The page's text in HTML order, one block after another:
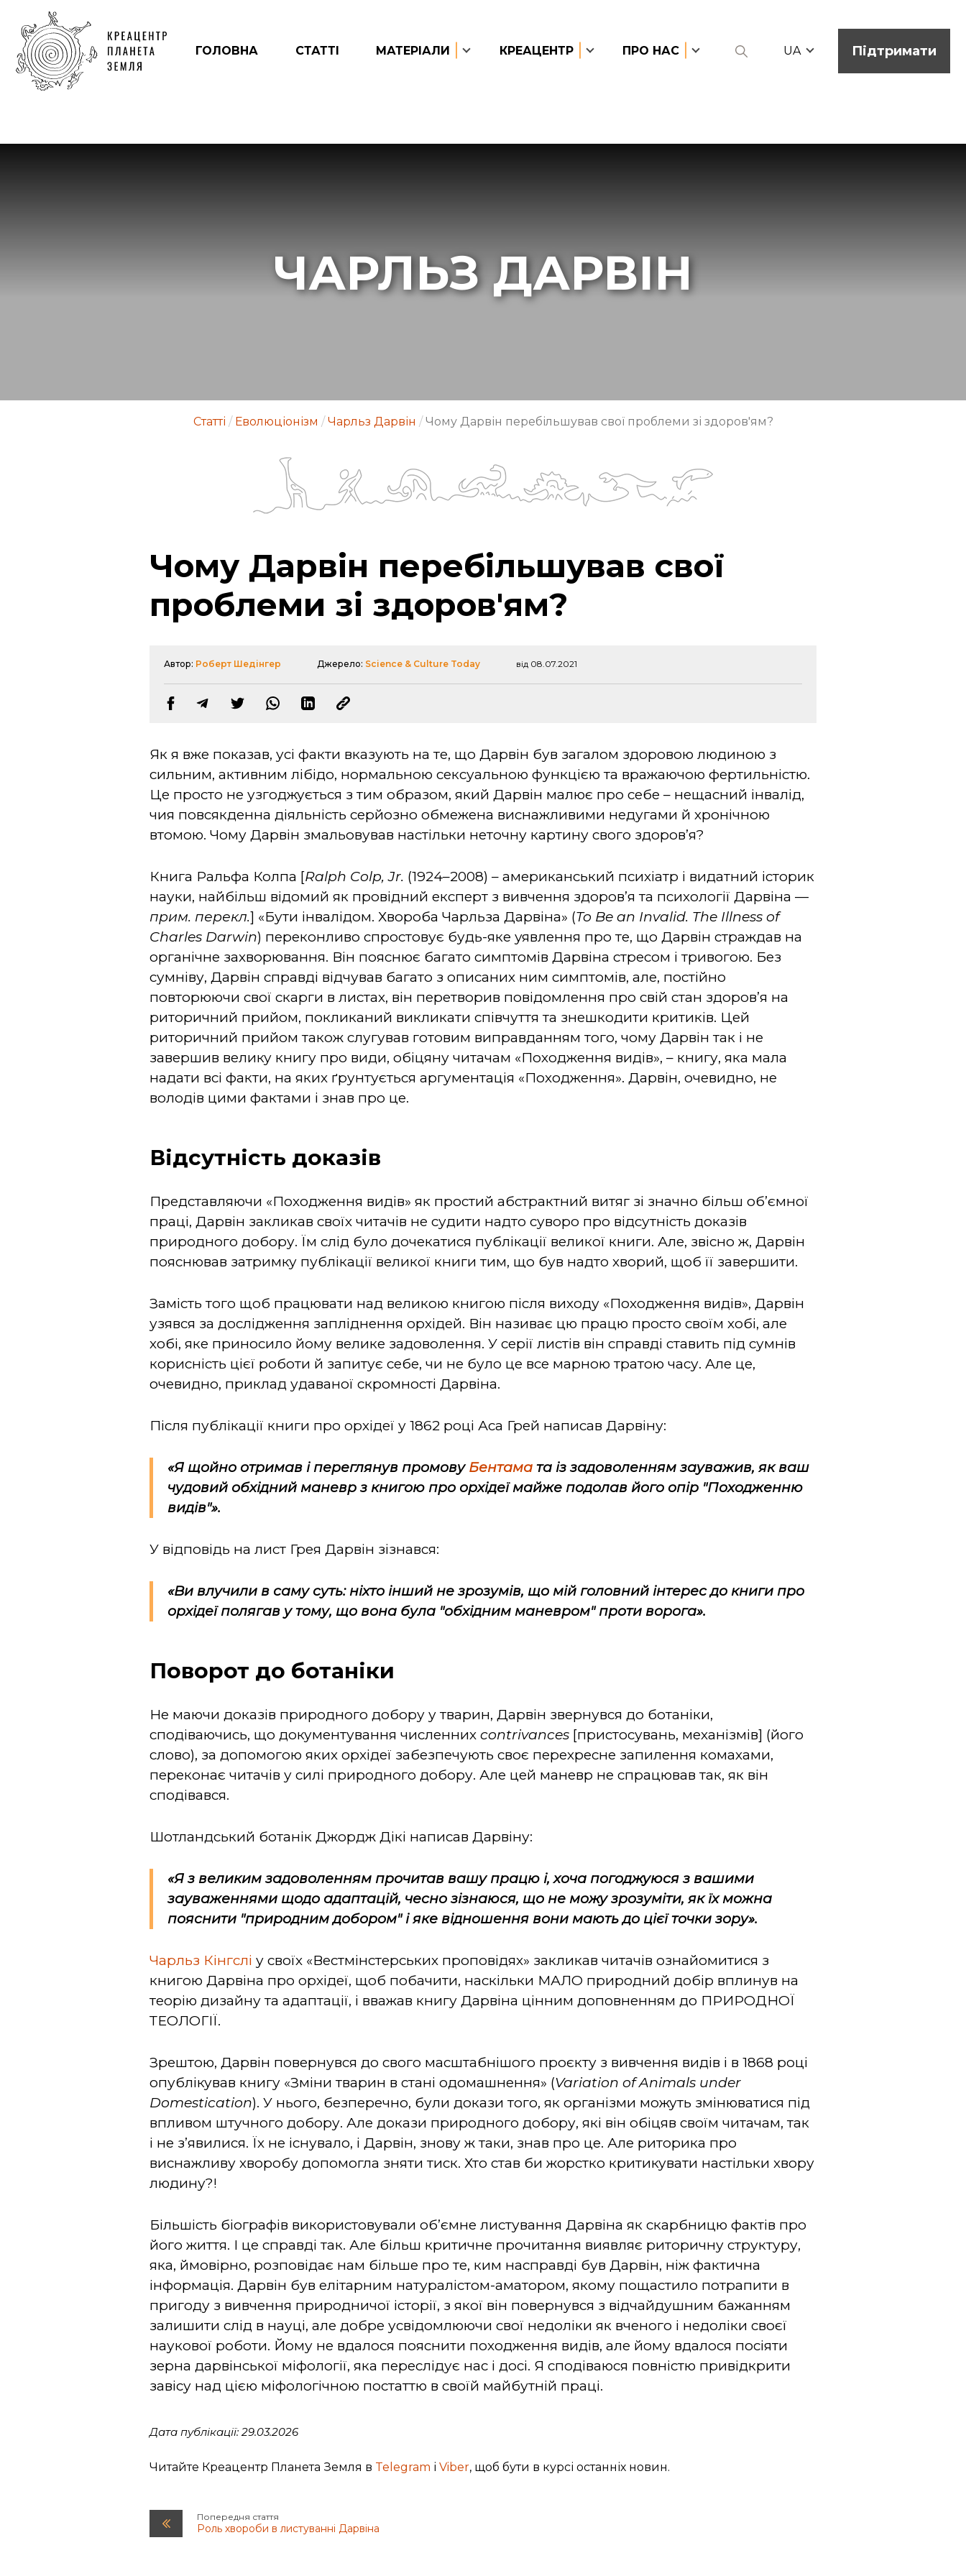
ГОЛОВНА СТАТТІ МАТЕРІАЛИ КРЕАЦЕНТР ПРО НАС UA Підтримати
ЧАРЛЬЗ ДАРВІН
Статті / Еволюціонізм / Чарльз Дарвін / Чому Дарвін перебільшував свої проблеми зі здоров'ям?
Чому Дарвін перебільшував свої
проблеми зі здоров'ям?
Автор: Роберт Шедінгер Джерело: Science & Culture Today від 08.07.2021
Як я вже показав, усі факти вказують на те, що Дарвін був загалом здоровою людиною з
сильним, активним лібідо, нормальною сексуальною функцією та вражаючою фертильністю.
Це просто не узгоджується з тим образом, який Дарвін малює про себе – нещасний інвалід,
чия повсякденна діяльність серйозно обмежена виснажливими недугами й хронічною
втомою. Чому Дарвін змальовував настільки неточну картину свого здоров’я?
Книга Ральфа Колпа [Ralph Colp, Jr. (1924–2008) – американський психіатр і видатний історик
науки, найбільш відомий як провідний експерт з вивчення здоров’я та психології Дарвіна —
прим. перекл.] «Бути інвалідом. Хвороба Чарльза Дарвіна» (To Be an Invalid. The Illness of
Charles Darwin) переконливо спростовує будь-яке уявлення про те, що Дарвін страждав на
органічне захворювання. Він пояснює багато симптомів Дарвіна стресом і тривогою. Без
сумніву, Дарвін справді відчував багато з описаних ним симптомів, але, постійно
повторюючи свої скарги в листах, він перетворив повідомлення про свій стан здоров’я на
риторичний прийом, покликаний викликати співчуття та знешкодити критиків. Цей
риторичний прийом також слугував готовим виправданням того, чому Дарвін так і не
завершив велику книгу про види, обіцяну читачам «Походження видів», – книгу, яка мала
надати всі факти, на яких ґрунтується аргументація «Походження». Дарвін, очевидно, не
володів цими фактами і знав про це.
Відсутність доказів
Представляючи «Походження видів» як простий абстрактний витяг зі значно більш об’ємної
праці, Дарвін закликав своїх читачів не судити надто суворо про відсутність доказів
природного добору. Їм слід було дочекатися публікації великої книги. Але, звісно ж, Дарвін
пояснював затримку публікації великої книги тим, що був надто хворий, щоб її завершити.
Замість того щоб працювати над великою книгою після виходу «Походження видів», Дарвін
узявся за дослідження запліднення орхідей. Він називає цю працю просто своїм хобі, але
хобі, яке приносило йому велике задоволення. У серії листів він справді ставить під сумнів
корисність цієї роботи й запитує себе, чи не було це все марною тратою часу. Але це,
очевидно, приклад удаваної скромності Дарвіна.
Після публікації книги про орхідеї у 1862 році Аса Грей написав Дарвіну:
«Я щойно отримав і переглянув промовуБентама та із задоволенням зауважив, як ваш
чудовий обхідний маневр з книгою про орхідеї майже подолав його опір "Походженню
видів"».
У відповідь на лист Грея Дарвін зізнався:
«Ви влучили в саму суть: ніхто інший не зрозумів, що мій головний інтерес до книги про
орхідеї полягав у тому, що вона була "обхідним маневром" проти ворога».
Поворот до ботаніки
Не маючи доказів природного добору у тварин, Дарвін звернувся до ботаніки,
сподіваючись, що документування численнихcontrivances [пристосувань, механізмів] (його
слово), за допомогою яких орхідеї забезпечують своє перехресне запилення комахами,
переконає читачів у силі природного добору. Але цей маневр не спрацював так, як він
сподівався.
Шотландський ботанік Джордж Дікі написав Дарвіну:
«Я з великим задоволенням прочитав вашу працю і, хоча погоджуюся з вашими
зауваженнями щодо адаптацій, чесно зізнаюся, що не можу зрозуміти, як їх можна
пояснити "природним добором" і яке відношення вони мають до цієї точки зору».
Чарльз Кінгслі у своїх «Вестмінстерських проповідях» закликав читачів ознайомитися з
книгою Дарвіна про орхідеї, щоб побачити, наскільки МАЛО природний добір вплинув на
теорію дизайну та адаптації, і вважав книгу Дарвіна цінним доповненням до ПРИРОДНОЇ
ТЕОЛОГІЇ.
Зрештою, Дарвін повернувся до свого масштабнішого проєкту з вивчення видів і в 1868 році
опублікував книгу «Зміни тварин в стані одомашнення» (Variation of Animals under
Domestication). У нього, безперечно, були докази того, як організми можуть змінюватися під
впливом штучного добору. Але докази природного добору, які він обіцяв своїм читачам, так
і не з’явилися. Їх не існувало, і Дарвін, знову ж таки, знав про це. Але риторика про
виснажливу хворобу допомогла зняти тиск. Хто став би жорстко критикувати настільки хвору
людину?!
Більшість біографів використовували об’ємне листування Дарвіна як скарбницю фактів про
його життя. І це справді так. Але більш критичне прочитання виявляє риторичну структуру,
яка, ймовірно, розповідає нам більше про те, ким насправді був Дарвін, ніж фактична
інформація. Дарвін був елітарним натуралістом-аматором, якому пощастило потрапити в
пригоду з вивчення природничої історії, з якої він повернувся з відчайдушним бажанням
залишити слід в науці, але добре усвідомлюючи свої недоліки як вченого і недоліки своєї
наукової роботи. Йому не вдалося пояснити походження видів, але йому вдалося посіяти
зерна дарвінської міфології, яка переслідує нас і досі. Я сподіваюся повністю привідкрити
завісу над цією міфологічною постаттю в своїй майбутній праці.
Дата публікації: 29.03.2026
Читайте Креацентр Планета Земля в Telegram іViber, щоб бути в курсі останніх новин.
Попередня стаття
Роль хвороби в листуванні Дарвіна